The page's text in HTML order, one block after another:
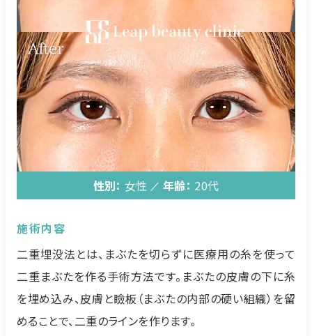
性別： 女性 年齢： 20代
施術内容
二重埋没法とは、まぶたを切らずに医療用の糸を使って
二重まぶたを作る手術方法です。まぶたの皮膚の下に糸
を埋め込み、皮膚と瞼板（まぶたの内部の硬い組織）を留
めることで、二重のラインを作ります。